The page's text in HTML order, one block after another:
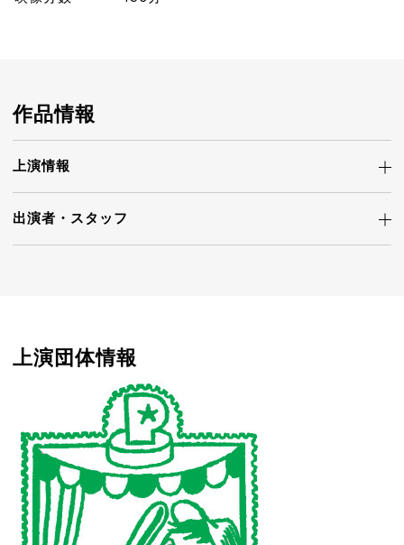
作品情報
上演情報
出演者・ スタッフ
上演団体情報